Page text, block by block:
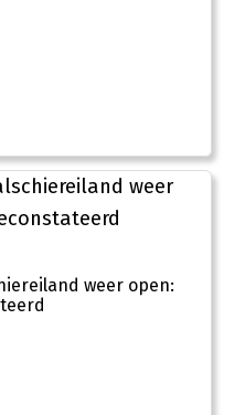
weer open: